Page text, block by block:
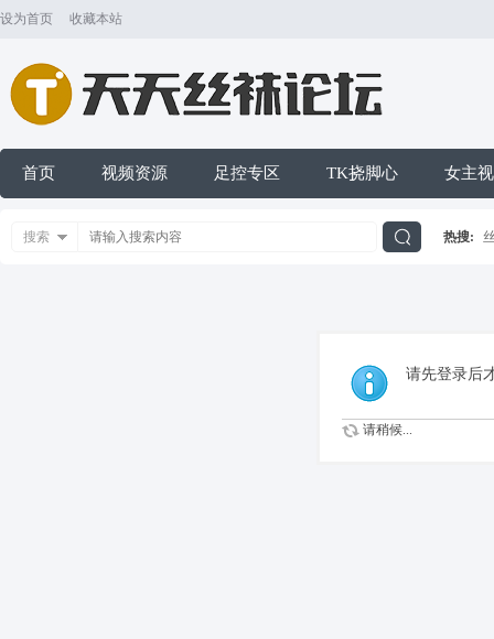
设为首页 收藏本站
首页 视频资源 足控专区 TK挠脚心 女主
搜索 热搜:
请先登录后
请稍候...